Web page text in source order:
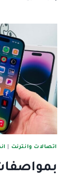
رويال
باتل
2025
…
قم
الآن
اتصالات وانترنت